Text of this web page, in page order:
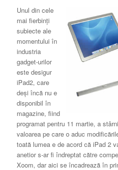
Unul din cele
mai fierbinţi
subiecte ale
momentului în
industria
gadget-urilor
este desigur
iPad2, care
deşi încă nu e
disponibil în
magazine, fiind
programat pentru 11 martie, a
valoarea pe care o aduc
toată lumea e de acord că iPad 2
anetior s-ar fi îndreptat către
Xoom, dar aici se încadrează în